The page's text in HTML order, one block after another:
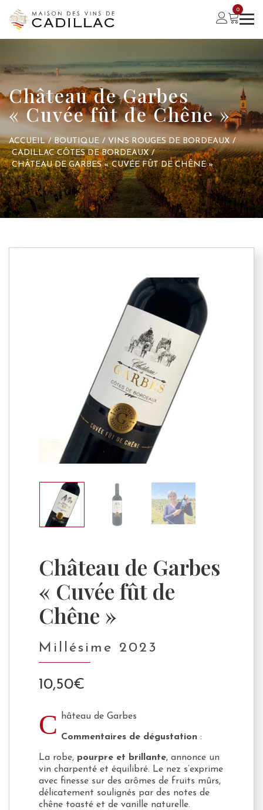
0
Château de Garbes
« Cuvée fût de Chêne »
ACCUEIL / BOUTIQUE / VINS ROUGES DE BORDEAUX /
CADILLAC CÔTES DE BORDEAUX /
CHÂTEAU DE GARBES « CUVÉE FÛT DE CHÊNE »
Château de Garbes
« Cuvée fût de
Chêne »
Millésime 2023
10,50€
C hâteau de Garbes
Commentaires de dégustation :
La robe, pourpre et brillante, annonce un
vin charpenté et équilibré. Le nez s’exprime
avec finesse sur des arômes de fruits mûrs,
délicatement soulignés par des notes de
chêne toasté et de vanille naturelle.